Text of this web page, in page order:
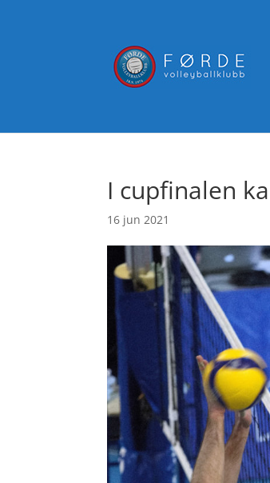
I cupfinalen
16 jun 2021